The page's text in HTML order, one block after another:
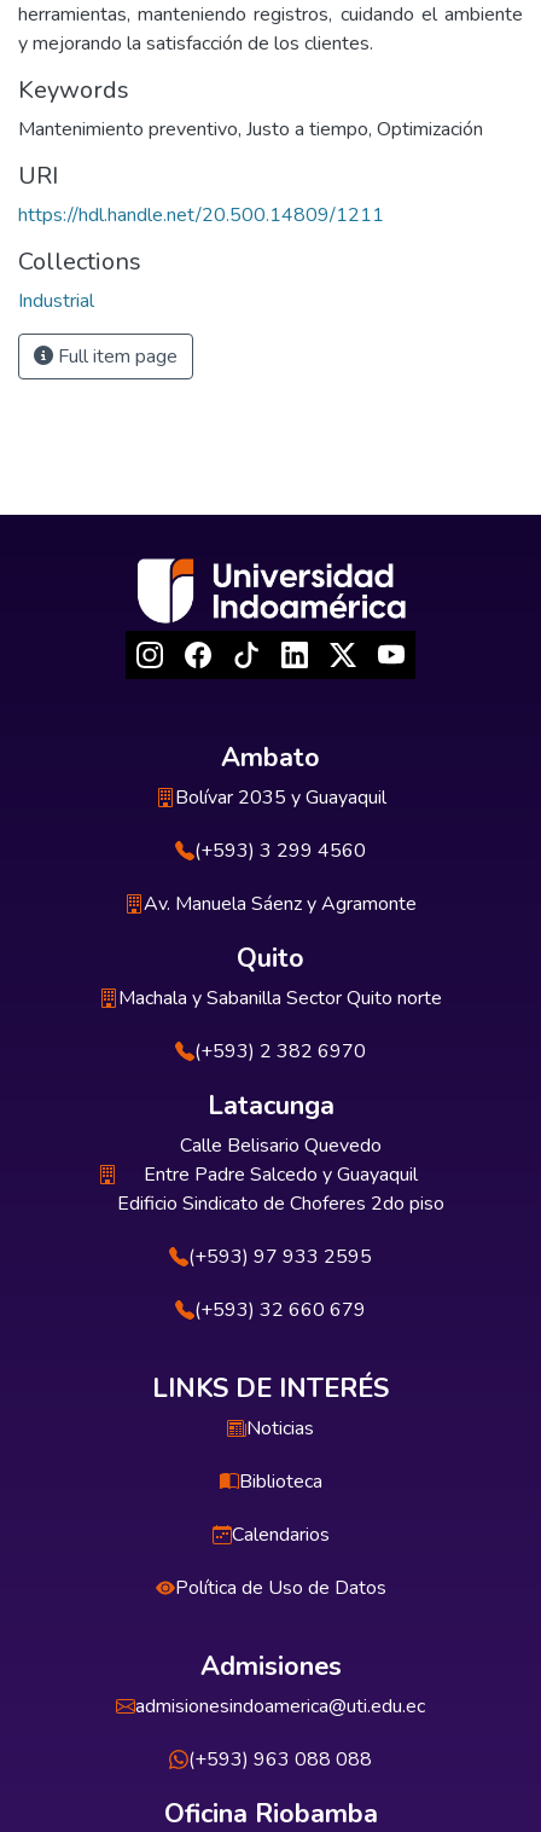
herramientas, manteniendo registros, cuidando el ambiente
y mejorando la satisfacción de los clientes.
Keywords
Mantenimiento preventivo, Justo a tiempo, Optimización
URI
https://hdl.handle.net/20.500.14809/1211
Collections
Industrial
Full item page
Ambato
Bolívar 2035 y Guayaquil
(+593) 3 299 4560
Av. Manuela Sáenz y Agramonte
Quito
Machala y Sabanilla Sector Quito norte
(+593) 2 382 6970
Latacunga
Calle Belisario Quevedo
Entre Padre Salcedo y Guayaquil
Edificio Sindicato de Choferes 2do piso
(+593) 97 933 2595
(+593) 32 660 679
LINKS DE INTERÉS
Noticias
Biblioteca
Calendarios
Política de Uso de Datos
Admisiones
admisionesindoamerica@uti.edu.ec
(+593) 963 088 088
Oficina Riobamba